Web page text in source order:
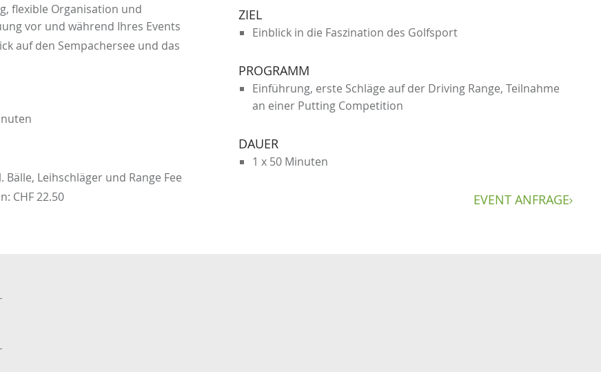
flexible Organisation und
vor und während Ihres Events
auf den Sempachersee und das
Leihschläger und Range Fee
CHF 22.50
ZIEL
Einblick in die Faszination des Golfsport
PROGRAMM
Einführung, erste Schläge auf der Driving Range, Teilnahme
an einer Putting Competition
DAUER
1 x 50 Minuten
EVENT ANFRAGE